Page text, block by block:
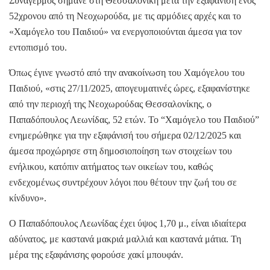
52χρονου από τη Νεοχωρούδα, με τις αρμόδιες αρχές και το
«Χαμόγελο του Παιδιού» να ενεργοποιούνται άμεσα για τον
εντοπισμό του.
Όπως έγινε γνωστό από την ανακοίνωση του Χαμόγελου του
Παιδιού, «στις 27/11/2025, απογευματινές ώρες, εξαφανίστηκε
από την περιοχή της Νεοχωρούδας Θεσσαλονίκης, ο
Παπαδόπουλος Λεωνίδας, 52 ετών. Το “Χαμόγελο του Παιδιού”
ενημερώθηκε για την εξαφάνισή του σήμερα 02/12/2025 και
άμεσα προχώρησε στη δημοσιοποίηση των στοιχείων του
ενήλικου, κατόπιν αιτήματος των οικείων του, καθώς
ενδεχομένως συντρέχουν λόγοι που θέτουν την ζωή του σε
κίνδυνο».
Ο Παπαδόπουλος Λεωνίδας έχει ύψος 1,70 μ., είναι ιδιαίτερα
αδύνατος, με καστανά μακριά μαλλιά και καστανά μάτια. Τη
μέρα της εξαφάνισης φορούσε χακί μπουφάν.